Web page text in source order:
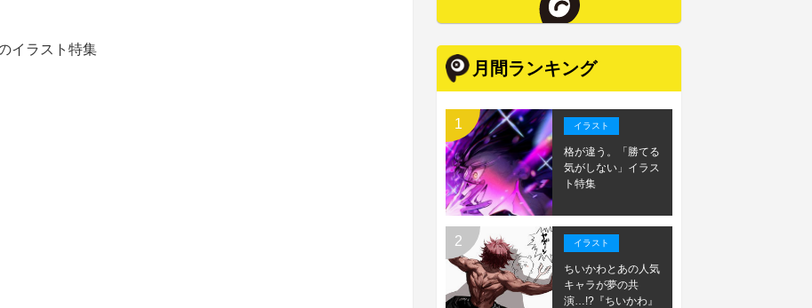
月間ランキング
イラスト
格が違う。「勝てる
気がしない」イラス
ト特集
イラスト
ちいかわとあの人気
キャラが夢の共
演…!?『ちいかわ』